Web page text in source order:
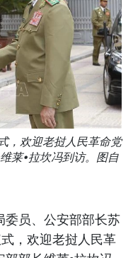
，欢迎老挝人民革命党
莱•拉坎冯到访。图自
员、公安部部长苏
，欢迎老挝人民革